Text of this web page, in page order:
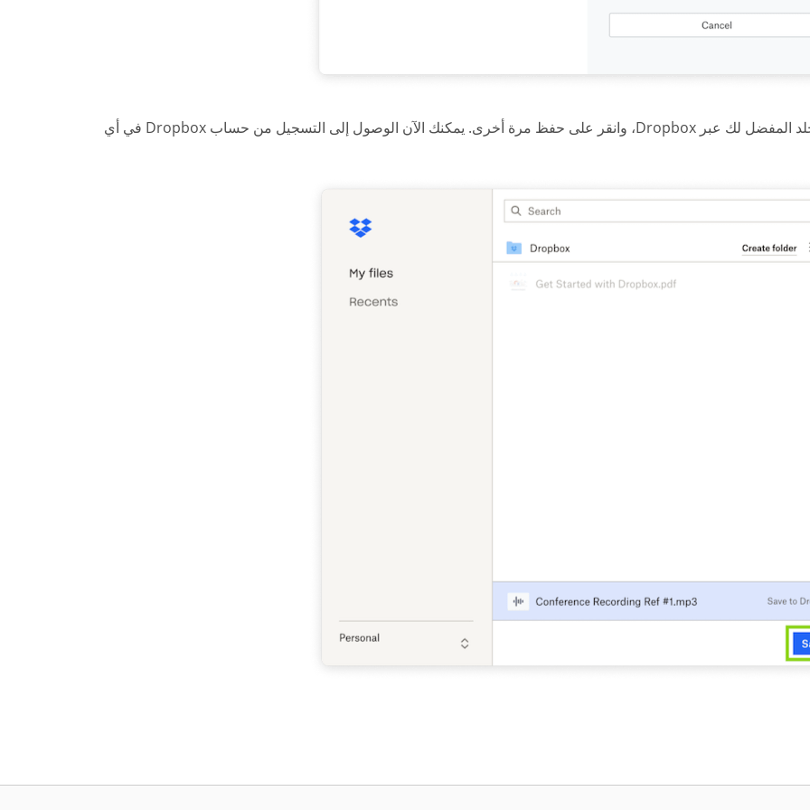
حدد المجلد المفضل لك عبر Dropbox، وانقر على حفظ مرة أخرى. يمكنك الآن الوصول إلى التسجيل من حساب Dropbox في أي